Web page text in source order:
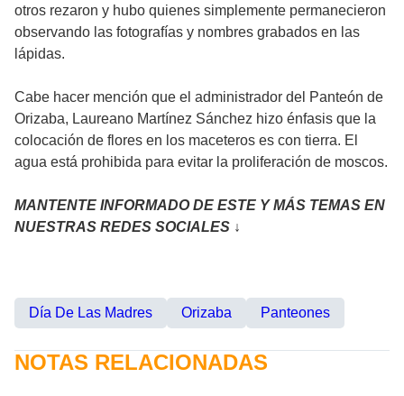
otros rezaron y hubo quienes simplemente permanecieron
observando las fotografías y nombres grabados en las
lápidas.
Cabe hacer mención que el administrador del Panteón de
Orizaba, Laureano Martínez Sánchez hizo énfasis que la
colocación de flores en los maceteros es con tierra. El
agua está prohibida para evitar la proliferación de moscos.
MANTENTE INFORMADO DE ESTE Y MÁS TEMAS EN
NUESTRAS REDES SOCIALES ↓
Día De Las Madres Orizaba Panteones
NOTAS RELACIONADAS